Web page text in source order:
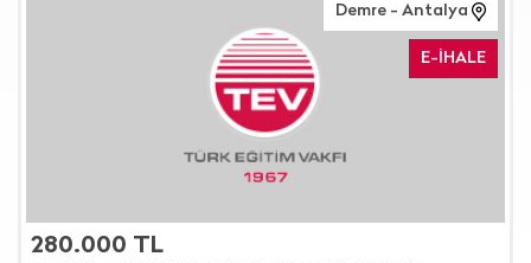
Demre - Antalya
E-İHALE
280.000 TL